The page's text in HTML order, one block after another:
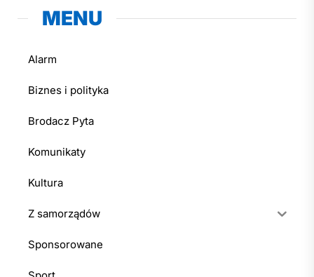
MENU
Alarm
Biznes i polityka
Brodacz Pyta
Komunikaty
Kultura
Z samorządów
Sponsorowane